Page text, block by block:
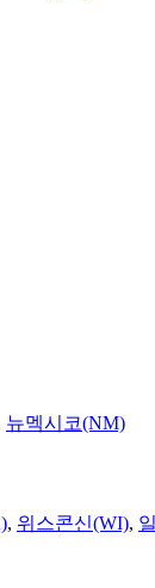
뉴멕시코(NM)
, 위스콘신(WI),